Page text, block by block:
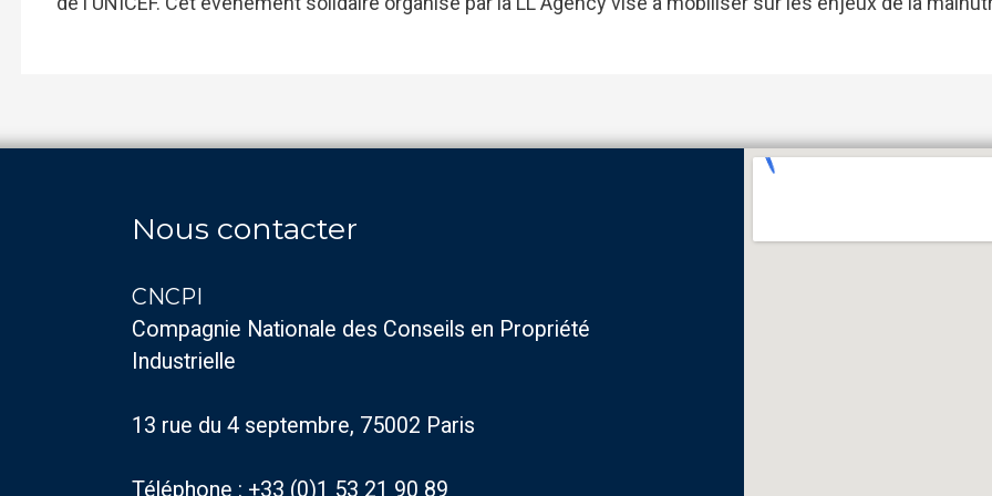
Nous contacter
CNCPI
Compagnie Nationale des Conseils en Propriété
Industrielle
13 rue du 4 septembre, 75002 Paris
Téléphone : +33 (0)1 53 21 90 89